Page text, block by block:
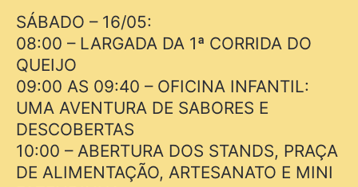
SÁBADO – 16/05:
08:00 – LARGADA DA 1ª CORRIDA DO
QUEIJO
09:00 AS 09:40 – OFICINA INFANTIL:
UMA AVENTURA DE SABORES E
DESCOBERTAS
10:00 – ABERTURA DOS STANDS, PRAÇA
DE ALIMENTAÇÃO, ARTESANATO E MINI